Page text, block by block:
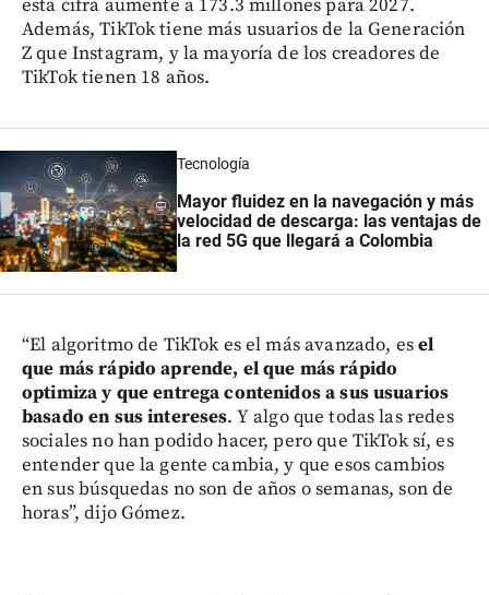
esta cifra aumente a 173.3 millones para 2027.
Además, TikTok tiene más usuarios de la Generación
Z que Instagram, y la mayoría de los creadores de
TikTok tienen 18 años.
Tecnología
Mayor fluidez en la navegación y más
velocidad de descarga: las ventajas de
la red 5G que llegará a Colombia
“El algoritmo de TikTok es el más avanzado, esel
que más rápido aprende, el que más rápido
optimiza y que entrega contenidos a sus usuarios
basado en sus intereses. Y algo que todas las redes
sociales no han podido hacer, pero que TikTok sí, es
entender que la gente cambia, y que esos cambios
en sus búsquedas no son de años o semanas, son de
horas”, dijo Gómez.